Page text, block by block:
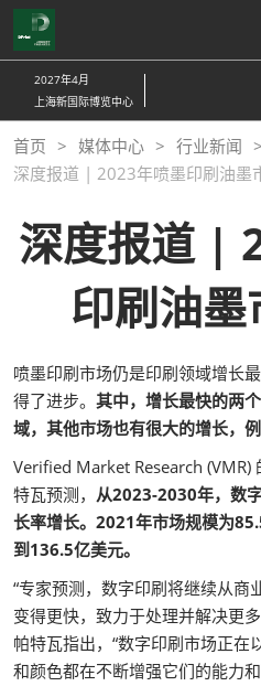
直
接
跳
至
内
容
2027年4月
上海新国际博览中心
首页 媒体中心 行业新闻
深度报道 | 2023年喷墨印刷油墨
深度报道 |
印刷油
喷墨印刷市场仍是印刷领域增长
得了进步。 其中，增长最快的两
域，其他市场也有很大的增长，
Verified Market Research (VMR)
特瓦预测， 从2023-2030年，数
长率增长。2021年市场规模为
到136.5亿美元。
“专家预测，数字印刷将继续从商
变得更快，致力于处理并解决更
帕特瓦指出，“数字印刷市场正在
和颜色都在不断增强它们的能力